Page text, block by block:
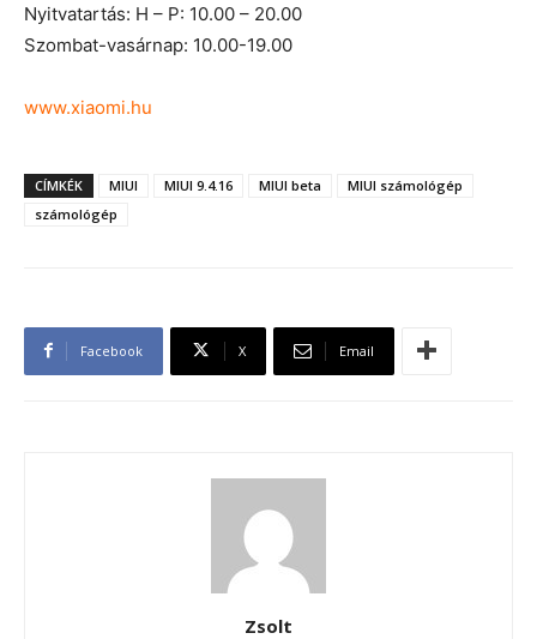
Nyitvatartás: H – P: 10.00 – 20.00
Szombat-vasárnap: 10.00-19.00
www.xiaomi.hu
CÍMKÉK MIUI MIUI 9.4.16 MIUI beta
MIUI számológép
számológép
Facebook X Email
Zsolt